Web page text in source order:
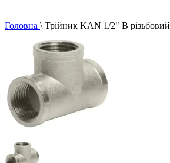
Головна \ Трійник KAN 1/2" В різьбовий